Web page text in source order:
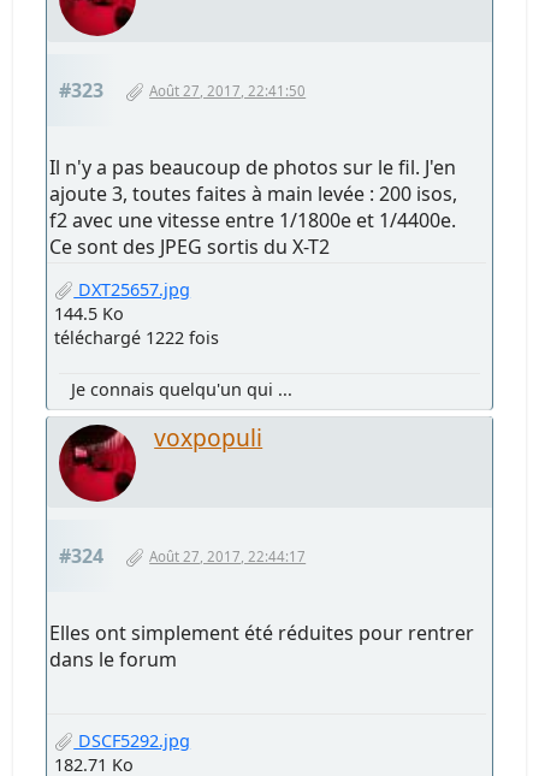
#323 Août 27, 2017, 22:41:50
Il n'y a pas beaucoup de photos sur le fil. J'en
ajoute 3, toutes faites à main levée : 200 isos,
f2 avec une vitesse entre 1/1800e et 1/4400e.
Ce sont des JPEG sortis du X-T2
DXT25657.jpg
144.5 Ko
téléchargé 1222 fois
Je connais quelqu'un qui ...
voxpopuli
#324 Août 27, 2017, 22:44:17
Elles ont simplement été réduites pour rentrer
dans le forum
DSCF5292.jpg
182.71 Ko